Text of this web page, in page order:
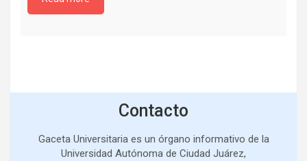
Contacto
Gaceta Universitaria es un órgano informativo de la
Universidad Autónoma de Ciudad Juárez,